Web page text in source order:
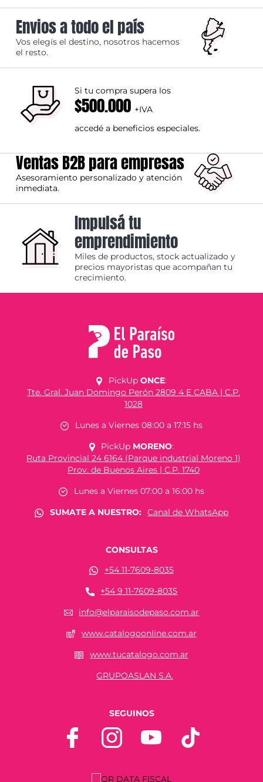
Envios a todo el país
Vos elegís el destino, nosotros hacemos
el resto.
Si tu compra supera los
$500.000 +IVA
accedé a beneficios especiales.
Ventas B2B para empresas
Asesoramiento personalizado y atención
inmediata.
Impulsá tu
emprendimiento
Miles de productos, stock actualizado y
precios mayoristas que acompañan tu
crecimiento.
PickUp ONCE:
Tte. Gral. Juan Domingo Perón 2809 4 E CABA | C.P.
1028
Lunes a Viernes 08:00 a 17:15 hs
PickUp MORENO:
Ruta Provincial 24 6164 (Parque industrial Moreno 1)
Prov. de Buenos Aires | C.P. 1740
Lunes a Viernes 07:00 a 16:00 hs
SUMATE A NUESTRO:
Canal de WhatsApp
CONSULTAS
+54 11-7609-8035
+54 9 11-7609-8035
info@elparaisodepaso.com.ar
www.catalogoonline.com.ar
www.tucatalogo.com.ar
GRUPOASLAN S.A.
SEGUINOS